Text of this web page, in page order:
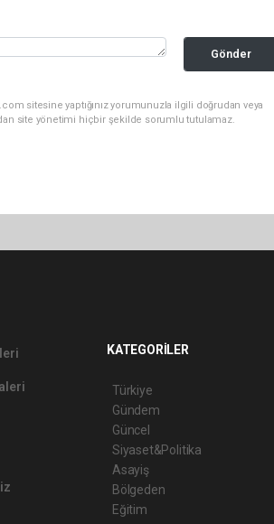
Gönder
sitesine yaptığınız yorumunuzla ilgili doğrudan veya
site yönetimi hiçbir şekilde sorumlu tutulamaz.
KATEGORİLER
Türkiye
Gündem
Güncel
Siyaset&Politika
Asayiş
Bölgeden
Eğitim